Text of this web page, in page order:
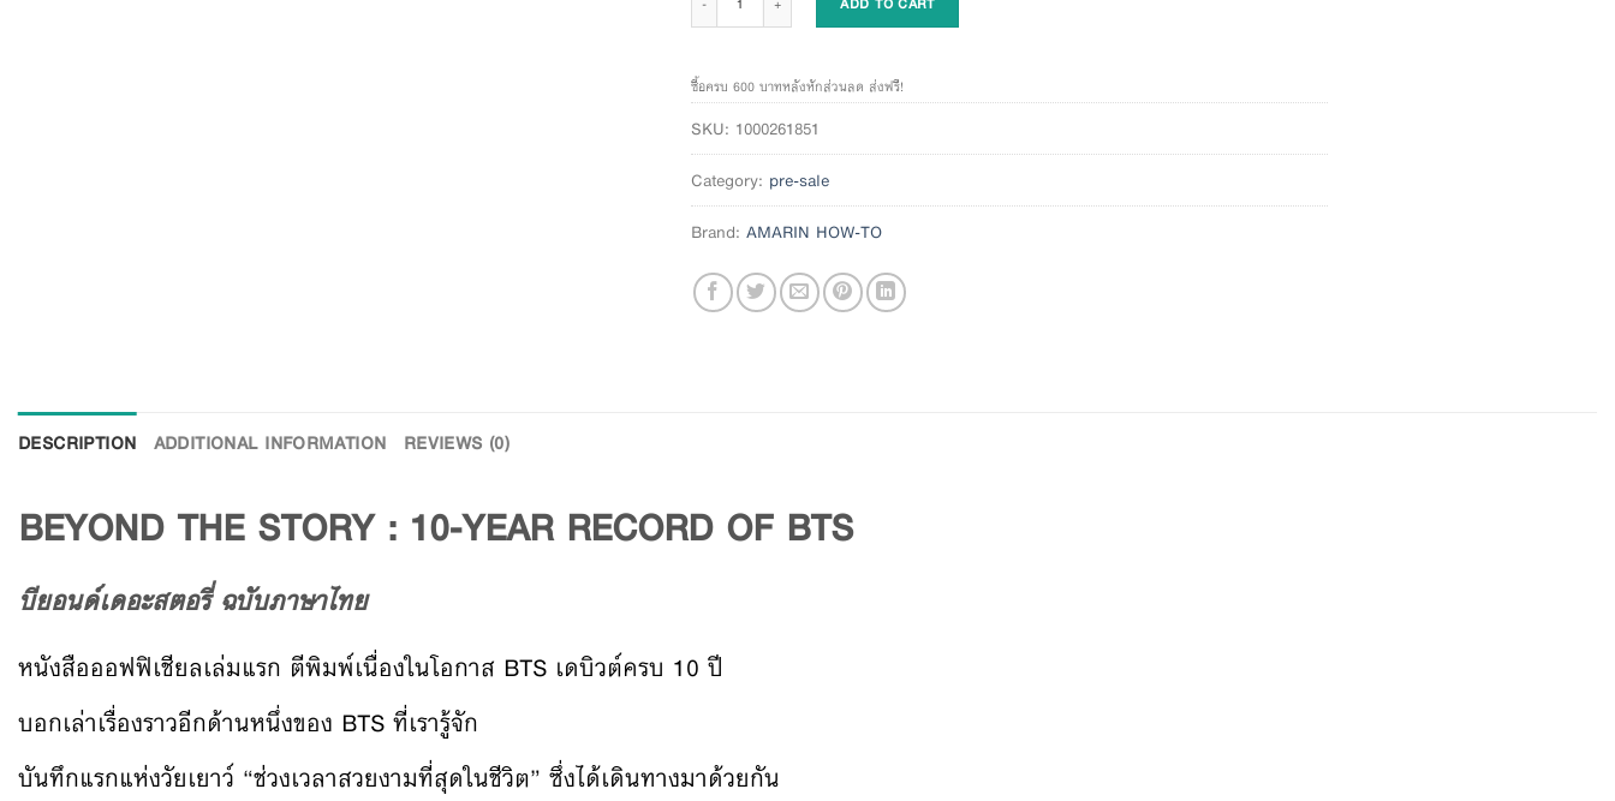
ซื้อครบ 600 บาทหลังหักส่วนลด ส่งฟรี!
SKU: 1000261851
Category: pre-sale
Brand: AMARIN HOW-TO
DESCRIPTION ADDITIONAL INFORMATION REVIEWS (0)
BEYOND THE STORY : 10-YEAR RECORD OF BTS
บียอนด์เดอะสตอรี่ ฉบับภาษาไทย
หนังสือออฟฟิเชียลเล่มแรก ตีพิมพ์เนื่องในโอกาส BTS เดบิวต์ครบ 10 ปี
บอกเล่าเรื่องราวอีกด้านหนึ่งของ BTS ที่เรารู้จัก
บันทึกแรกแห่งวัยเยาว์ “ช่วงเวลาสวยงามที่สุดในชีวิต” ซึ่งได้เดินทางมาด้วยกัน